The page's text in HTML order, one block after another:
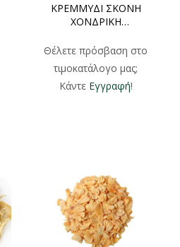
ΚΡΕΜΜΥΔΙ ΣΚΟΝΗ
ΧΟΝΔΡΙΚΗ
Θέλετε πρόσβαση στο
τιμοκατάλογο μας;
Κάντε Εγγραφή!